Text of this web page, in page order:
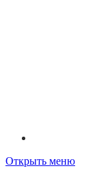
Открыть меню